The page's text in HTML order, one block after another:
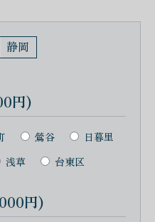
静岡
円)
鶯谷
日暮里
浅草 台東区
円)